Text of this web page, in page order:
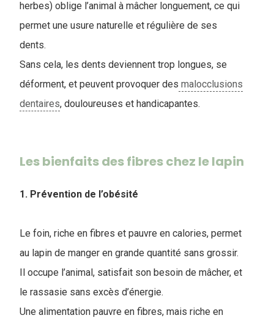
herbes) oblige l’animal à mâcher longuement, ce qui
permet une usure naturelle et régulière de ses
dents.
Sans cela, les dents deviennent trop longues, se
déforment, et peuvent provoquer des malocclusions
dentaires, douloureuses et handicapantes.
Les bienfaits des fibres chez le lapin
1. Prévention de l’obésité
Le foin, riche en fibres et pauvre en calories, permet
au lapin de manger en grande quantité sans grossir.
Il occupe l’animal, satisfait son besoin de mâcher, et
le rassasie sans excès d’énergie.
Une alimentation pauvre en fibres, mais riche en